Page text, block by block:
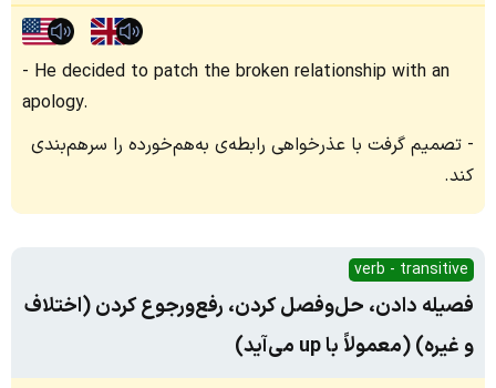
He decided to patch the broken relationship with an
apology.
تصمیم گرفت با عذرخواهی رابطه‌ی به‌هم‌خورده را سرهم‌بندی
کند.
verb - transitive
فصیله دادن، حل‌وفصل کردن، رفع‌ورجوع کردن (اختلاف
و غیره) (معمولاً با up می‌آید)